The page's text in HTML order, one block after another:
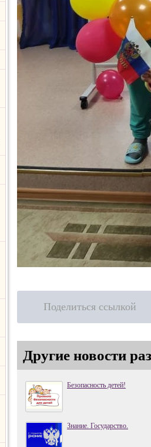
Поделиться ссылкой
Другие новости
Безопасность детей!
Знание. Государство.